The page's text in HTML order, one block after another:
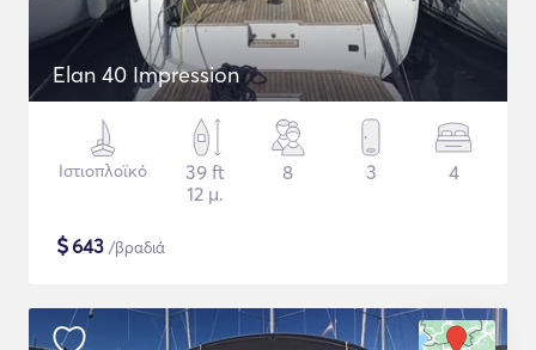
Elan 40 Impression
Ιστιοπλοϊκό
39 ft
12 μ.
8 3 4
$643 /βραδιά